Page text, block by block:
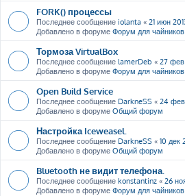
FORK() процессы
Последнее сообщение iolanta « 21 июн
Добавлено в форуме Форум для чайников
Тормоза VirtualBox
Последнее сообщение lamerDeb « 27
Добавлено в форуме Форум для чайников
Open Build Service
Последнее сообщение DarkneSS « 24 фев
Добавлено в форуме Общий форум
Настройка Iceweasel.
Последнее сообщение DarkneSS « 10 дек
Добавлено в форуме Общий форум
Bluetooth не видит телефона.
Последнее сообщение konstantinz « 26
Добавлено в форуме Форум для чайников